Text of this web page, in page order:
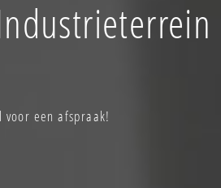
een afspraak!